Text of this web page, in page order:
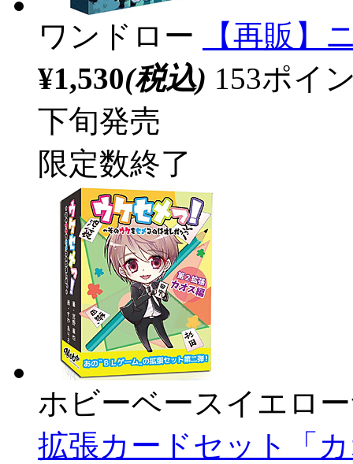
ワンドロー
【再販】
¥1,530(税込) 153ポイ
下旬発売
限定数終了
ホビーベースイエロ
拡張カードセット「